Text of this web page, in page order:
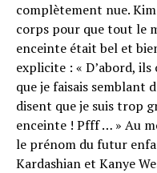
complètement nue.
corps pour que tout le
enceinte était bel et
explicite : « D’abord,
que je faisais semblant
disent que je suis trop
enceinte ! Pfff … » Au
le prénom du futur
Kardashian et Kanye